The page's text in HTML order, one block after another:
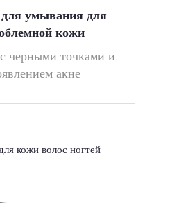
умывания для
кожи
черными точками и
акне
кожи волос ногтей